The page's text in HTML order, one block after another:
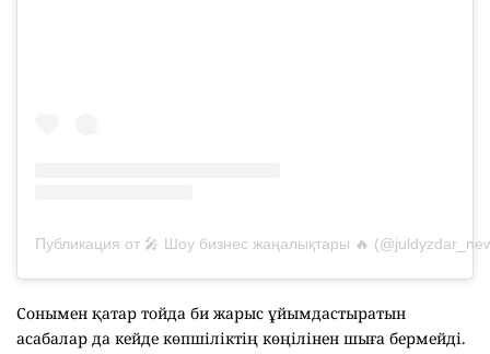
Публикация от 🎤 Шоу бизнес жаңалықтары 🔥
Сонымен қатар тойда би жарыс ұйымдастыратын
асабалар да кейде көпшіліктің көңілінен шыға бермейді.